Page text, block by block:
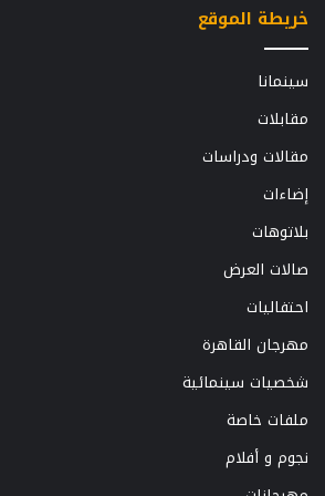
خريطة الموقع
سينمانا
مقابلات
مقالات ودراسات
إضاءات
بلاتوهات
صالات العرض
احتفاليات
مهرجان القاهرة
شخصيات سينمائية
ملفات خاصة
نجوم و أفلام